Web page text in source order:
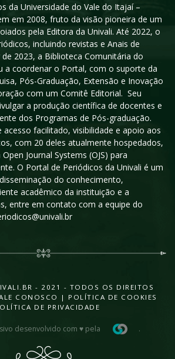
da Universidade do Vale do Itajaí –
em 2008, fruto da visão pioneira de um
pela Editora da Univali. Até 2022, o
incluindo revistas e Anais de
2023, a Biblioteca Comunitária do
a coordenar o Portal, com o suporte da
Pós-Graduação, Extensão e Inovação
com um Comitê Editorial. Seu
a produção científica de docentes e
dos Programas de Pós-graduação.
facilitado, visibilidade e apoio aos
com 20 deles atualmente hospedados,
Journal Systems (OJS) para
O Portal de Periódicos da Univali é um
do conhecimento,
acadêmico da instituição e a
entre em contato com a equipe do
- 2021 - TODOS OS DIREITOS
CONOSCO | POLÍTICA DE COOKIES
DE PRIVACIDADE
desenvolvido com ♥ pela .